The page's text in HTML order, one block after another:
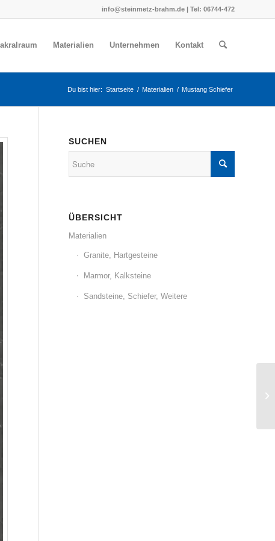
info@steinmetz-brahm.de | Tel: 06744-472
Materialien Unternehmen Kontakt
Du bist hier: Startseite / Materialien / Mustang Schiefer
SUCHEN
ÜBERSICHT
Materialien
Granite, Hartgesteine
Marmor, Kalksteine
Sandsteine, Schiefer, Weitere